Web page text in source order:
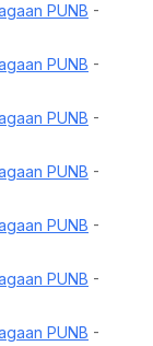
PUNB -
PUNB -
PUNB -
PUNB -
PUNB -
PUNB -
PUNB -